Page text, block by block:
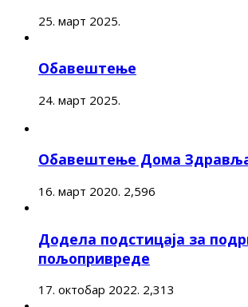
25. март 2025.
Обавештење
24. март 2025.
Обавештење Дома
16. март 2020. 2,596
Додела подстицаја за
пољопривреде
17. октобар 2022. 2,313